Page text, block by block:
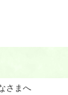
さまへ